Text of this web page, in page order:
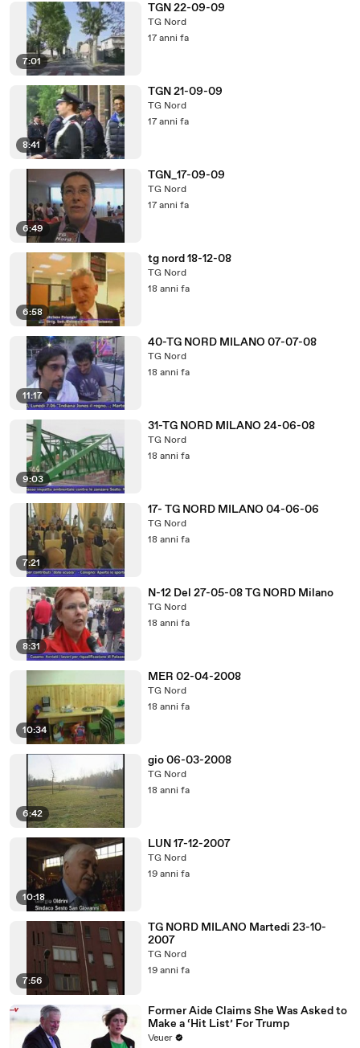
7:01
TGN 22-09-09
TG Nord
17 anni fa
8:41
TGN 21-09-09
TG Nord
17 anni fa
6:49
TGN_17-09-09
TG Nord
17 anni fa
6:58
tg nord 18-12-08
TG Nord
18 anni fa
11:17
40-TG NORD MILANO 07-07-08
TG Nord
18 anni fa
9:03
31-TG NORD MILANO 24-06-08
TG Nord
18 anni fa
7:21
17- TG NORD MILANO 04-06-06
TG Nord
18 anni fa
8:31
N-12 Del 27-05-08 TG NORD Milano
TG Nord
18 anni fa
10:34
MER 02-04-2008
TG Nord
18 anni fa
6:42
gio 06-03-2008
TG Nord
18 anni fa
10:18
LUN 17-12-2007
TG Nord
19 anni fa
7:56
TG NORD MILANO Martedi 23-10-
2007
TG Nord
19 anni fa
Former Aide Claims She Was Asked to
Make a ‘Hit List’ For Trump
Veuer